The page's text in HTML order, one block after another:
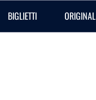
BIGLIETTI ORIGINAL